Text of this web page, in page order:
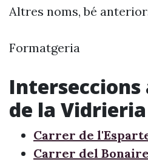
Altres noms, bé
Formatgeria
Interseccions
de la Vidrieria
Carrer de
Carrer del Bonaire